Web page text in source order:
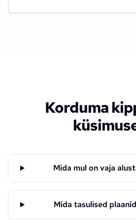
Korduma
Mida mul on vaja
Mida tasulised